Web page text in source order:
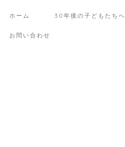
ホーム 30年後の子どもたちへ
お問い合わせ